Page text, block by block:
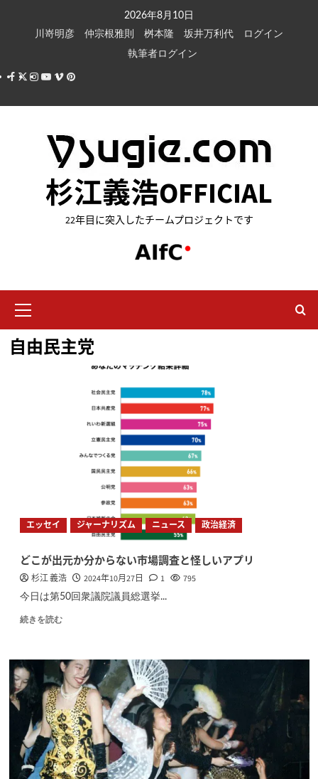
キ
2026年8月10日
川嵜明彦
仲宗根雅則 桝本隆 坂井万利代
ログイン
執筆者ログイン
Facebook
X Instagram
Youtube
VimeoPinterest
杉江義浩OFFICIAL
22年目に突入したチームプロジェクトです
イ
ン
メ
自由民主党
エッセイ ジャーナリズム ニュース 政治経済
どこが出元か分からない市場調査と怪しいアプリ
杉江 義浩 2024年10月27日 1 795
今日は第50回衆議院議員総選挙...
続きを読む